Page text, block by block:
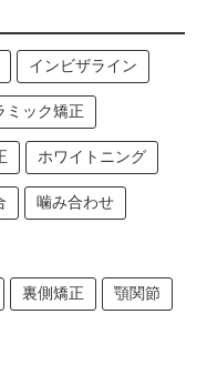
インビザライン
ミック矯正
ホワイトニング
噛み合わせ
裏側矯正 顎関節